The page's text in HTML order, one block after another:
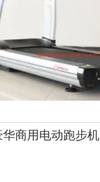
华商用电动跑步机